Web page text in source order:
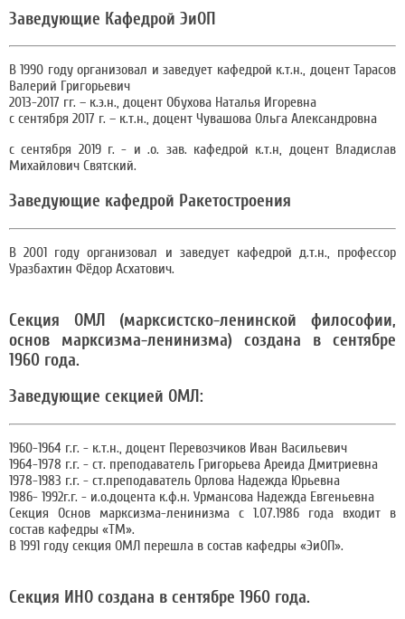
Заведующие Кафедрой ЭиОП
В 1990 году организовал и заведует кафедрой к.т.н., доцент Тарасов
Валерий Григорьевич
2013-2017 гг. – к.э.н., доцент Обухова Наталья Игоревна
с сентября 2017 г. – к.т.н., доцент Чувашова Ольга Александровна
с сентября 2019 г. - и .о. зав. кафедрой к.т.н, доцент Владислав
Михайлович Святский.
Заведующие кафедрой Ракетостроения
В 2001 году организовал и заведует кафедрой д.т.н., профессор
Уразбахтин Фёдор Асхатович.
Секция ОМЛ (марксистско-ленинской философии,
основ марксизма-ленинизма) создана в сентябре
1960 года.
Заведующие секцией ОМЛ:
1960-1964 г.г. - к.т.н., доцент Перевозчиков Иван Васильевич
1964-1978 г.г. - ст. преподаватель Григорьева Ареида Дмитриевна
1978-1983 г.г. - ст.преподаватель Орлова Надежда Юрьевна
1986- 1992г.г. - и.о.доцента к.ф.н. Урмансова Надежда Евгеньевна
Секция Основ марксизма-ленинизма с 1.07.1986 года входит в
состав кафедры «ТМ».
В 1991 году секция ОМЛ перешла в состав кафедры «ЭиОП».
Секция ИНО создана в сентябре 1960 года.